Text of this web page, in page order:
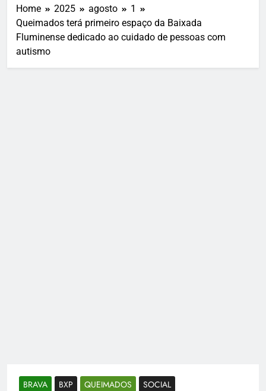
Home 2025 agosto
1
Queimados terá primeiro espaço da Baixada
Fluminense dedicado ao cuidado de pessoas com
autismo
BRAVA BXP QUEIMADOS SOCIAL